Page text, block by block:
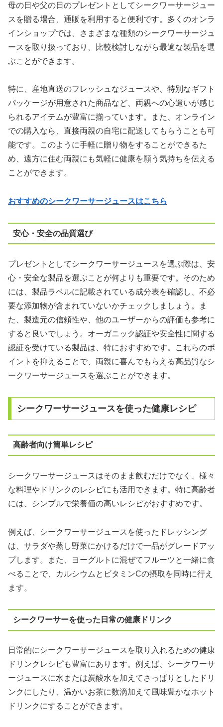
母の日や父の日のプレゼントとしてシークワーサージュー
スを贈る場合、通販を利用すると便利です。多くのオンラ
インショップでは、さまざまな種類のシークワーサージュ
ースを取り扱っており、比較検討しながら最適な製品を選
ぶことができます。
特に、産地直送のフレッシュなジュースや、特別なギフト
パッケージが用意された商品など、両親への心遣いが感じ
られるアイテムが豊富に揃っています。また、オンライン
での購入なら、直接両親の自宅に配送してもらうことも可
能です。このように手軽に贈り物をすることができるた
め、遠方に住む両親にも気軽に健康を願う気持ちを伝える
ことができます。
おすすめのシークワーサージュースはこちら
安心・安全の品質選び
プレゼントとしてシークワーサージュースを選ぶ際は、安
心・安全な製品を選ぶことが何よりも重要です。そのため
には、製品ラベルに記載されている成分表を確認し、不必
要な添加物が含まれていないかチェックしましょう。ま
た、製造元の信頼性や、他のユーザーからの評価も参考に
すると良いでしょう。オーガニック認証や安全性に関する
認証を受けている製品は、特におすすめです。これらのポ
イントを抑えることで、両親に喜んでもらえる高品質なシ
ークワーサージュースを選ぶことができます。
シークワーサージュースを使った健康レシピ
高齢者向け簡単レシピ
シークワーサージュースはそのまま飲むだけでなく、様々
な料理やドリンクのレシピにも活用できます。特に高齢者
には、シンプルで栄養価の高いレシピがおすすめです。
例えば、シークワーサージュースを使ったドレッシング
は、サラダや蒸し野菜にかけるだけで一品がグレードアッ
プします。また、ヨーグルトに混ぜてフルーツと一緒に食
べることで、カルシウムとビタミンCの摂取を同時に行え
ます。
シークワーサーを使った日常の健康ドリンク
日常的にシークワーサージュースを取り入れるための健康
ドリンクレシピも豊富にあります。例えば、シークワーサ
ージュースに水または炭酸水を加えてさっぱりとしたドリ
ンクにしたり、温かいお茶に数滴加えて風味豊かなホット
ドリンクにすることができます。